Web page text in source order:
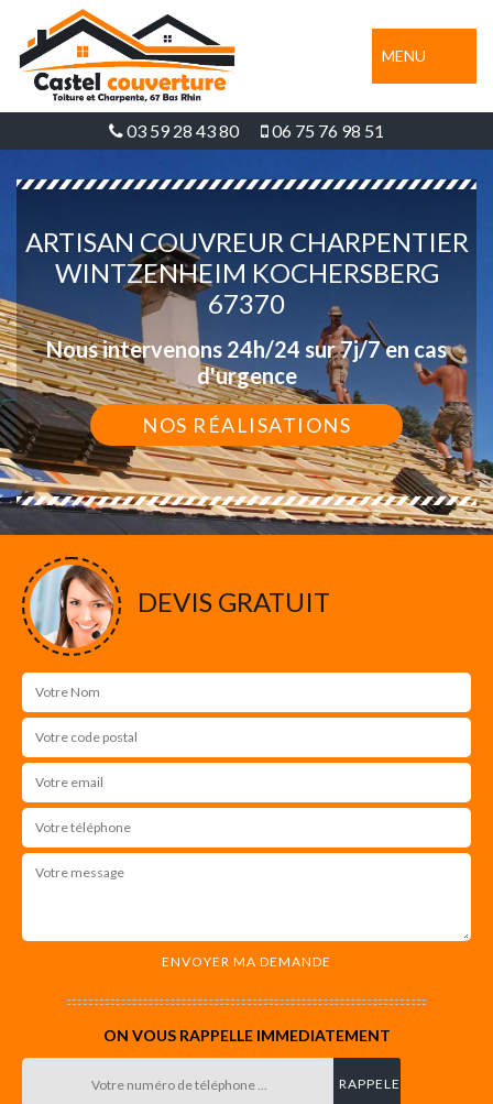
MENU
03 59 28 43 80 06 75 76 98 51
ARTISAN COUVREUR CHARPENTIER
WINTZENHEIM KOCHERSBERG
67370
Nous intervenons 24h/24 sur 7j/7 en cas
d'urgence
NOS RÉALISATIONS
DEVIS GRATUIT
ON VOUS RAPPELLE IMMEDIATEMENT